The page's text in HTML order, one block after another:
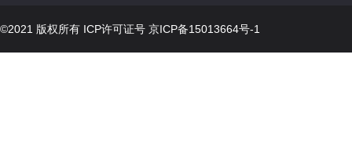
©2021 版权所有 ICP许可证号 京ICP备15013664号-1